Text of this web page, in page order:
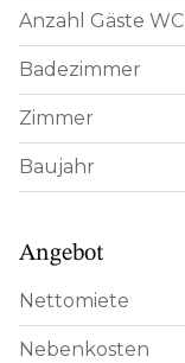
Anzahl Gäste WC
Badezimmer
Zimmer
Baujahr
Angebot
Nettomiete
Nebenkosten